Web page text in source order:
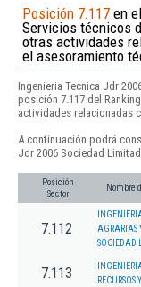
Posición 7.117 en
Servicios técnicos
otras actividades
el asesoramiento
Ingenieria Tecnica Jdr
posición 7.117 del
actividades relacionadas
A continuación podrá
Jdr 2006 Sociedad
Posición
Sector
Nombre
7.112
AGRARIAS
SOCIEDAD
7.113
RECURSOS